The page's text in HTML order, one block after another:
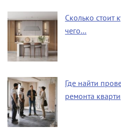
Сколько стоит
чего…
Где найти
ремонта